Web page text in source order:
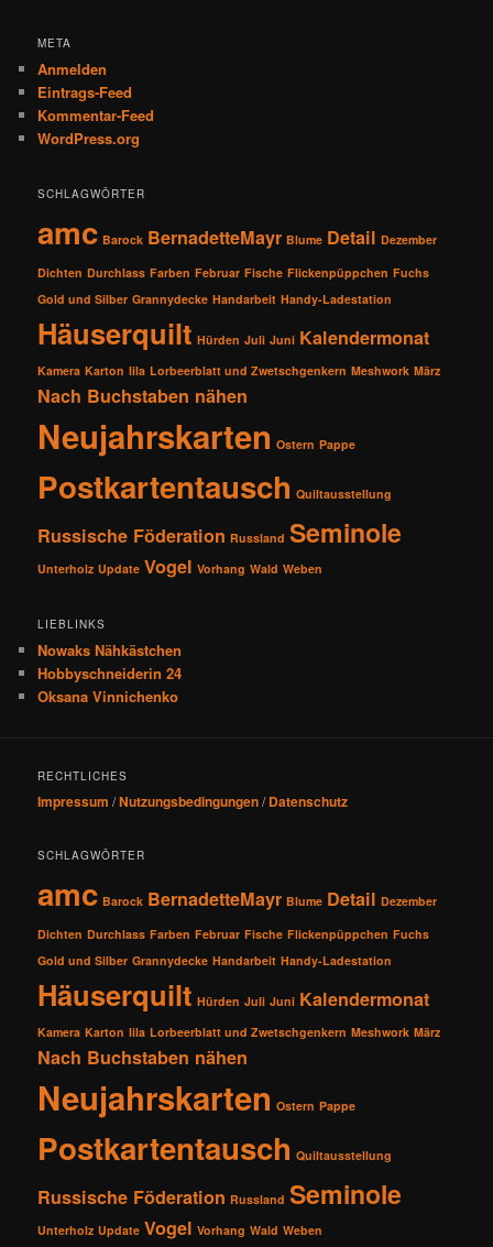
META
Anmelden
Eintrags-Feed
Kommentar-Feed
WordPress.org
SCHLAGWÖRTER
amc Barock BernadetteMayr Blume Detail Dezember
Dichten Durchlass Farben Februar Fische Flickenpüppchen Fuchs
Gold und Silber Grannydecke Handarbeit Handy-Ladestation
Häuserquilt Hürden Juli Juni Kalendermonat
Kamera Karton lila Lorbeerblatt und Zwetschgenkern Meshwork März
Nach Buchstaben nähen
Neujahrskarten Ostern Pappe
Postkartentausch Quiltausstellung
Russische Föderation Russland Seminole
Unterholz Update Vogel Vorhang Wald Weben
LIEBLINKS
Nowaks Nähkästchen
Hobbyschneiderin 24
Oksana Vinnichenko
RECHTLICHES
Impressum /Nutzungsbedingungen/Datenschutz
SCHLAGWÖRTER
amc Barock BernadetteMayr Blume Detail Dezember
Dichten Durchlass Farben Februar Fische Flickenpüppchen Fuchs
Gold und Silber Grannydecke Handarbeit Handy-Ladestation
Häuserquilt Hürden Juli Juni Kalendermonat
Kamera Karton lila Lorbeerblatt und Zwetschgenkern Meshwork März
Nach Buchstaben nähen
Neujahrskarten Ostern Pappe
Postkartentausch Quiltausstellung
Russische Föderation Russland Seminole
Unterholz Update Vogel Vorhang Wald Weben